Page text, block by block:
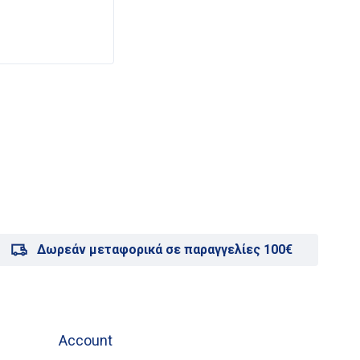
Δωρεάν μεταφορικά σε παραγγελίες 100€
Account